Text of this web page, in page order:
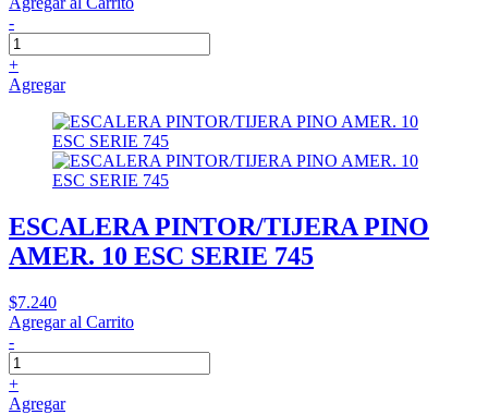
-
+
Agregar
ESCALERA PINTOR/TIJERA PINO
AMER. 10 ESC SERIE 745
$7.240
Agregar al Carrito
-
+
Agregar